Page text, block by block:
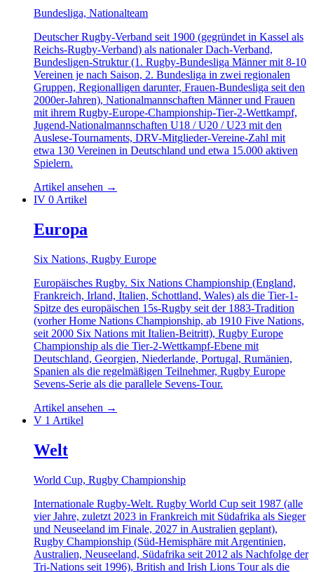
Bundesliga, Nationalteam
Deutscher Rugby-Verband seit 1900 (gegründet in Kassel als
Reichs-Rugby-Verband) als nationaler Dach-Verband,
Bundesligen-Struktur (1. Rugby-Bundesliga Männer mit 8-10
Vereinen je nach Saison, 2. Bundesliga in zwei regionalen
Gruppen, Regionalligen darunter, Frauen-Bundesliga seit den
2000er-Jahren), Nationalmannschaften Männer und Frauen
mit ihrem Rugby-Europe-Championship-Tier-2-Wettkampf,
Jugend-Nationalmannschaften U18 / U20 / U23 mit den
Auslese-Tournaments, DRV-Mitglieder-Vereine-Zahl mit
etwa 130 Vereinen in Deutschland und etwa 15.000 aktiven
Spielern.
Artikel ansehen →
IV 0 Artikel
Europa
Six Nations, Rugby Europe
Europäisches Rugby. Six Nations Championship (England,
Frankreich, Irland, Italien, Schottland, Wales) als die Tier-1-
Spitze des europäischen 15s-Rugby seit der 1883-Tradition
(vorher Home Nations Championship, ab 1910 Five Nations,
seit 2000 Six Nations mit Italien-Beitritt), Rugby Europe
Championship als die Tier-2-Wettkampf-Ebene mit
Deutschland, Georgien, Niederlande, Portugal, Rumänien,
Spanien als die regelmäßigen Teilnehmer, Rugby Europe
Sevens-Serie als die parallele Sevens-Tour.
Artikel ansehen →
V 1 Artikel
Welt
World Cup, Rugby Championship
Internationale Rugby-Welt. Rugby World Cup seit 1987 (alle
vier Jahre, zuletzt 2023 in Frankreich mit Südafrika als Sieger
und Neuseeland im Finale, 2027 in Australien geplant),
Rugby Championship (Süd-Hemisphäre mit Argentinien,
Australien, Neuseeland, Südafrika seit 2012 als Nachfolge der
Tri-Nations seit 1996), British and Irish Lions Tour als die